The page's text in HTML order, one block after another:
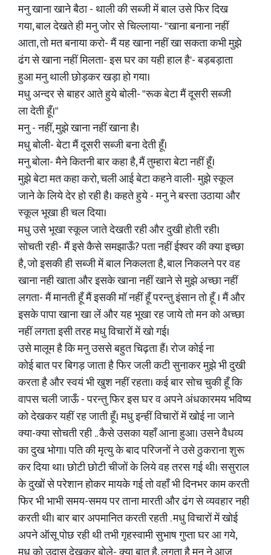
मनु खाना खाने बैठा - थाली की सब्जी में बाल उसे फिर दिख
गया, बाल देखते ही मनु जोर से चिल्लाया- "खाना बनाना नहीं
आता, तो मत बनाया करो- मैं यह खाना नहीं खा सकता कभी मुझे
ढंग से खाना नहीं मिलता- इस घर का यही हाल है'- बड़बड़ाता
हुआ मनु थाली छोड़कर खड़ा हो गया।
मधु अन्दर से बाहर आते हुये बोली- "रूक बेटा मैं दूसरी सब्जी
ला देती हूँ।"
मनु - नहीं, मुझे खाना नहीं खाना है।
मधु बोली- बेटा मैं दूसरी सब्जी बना देती हूँ।
मनु बोला- मैने कितनी बार कहा है, मैं तुम्हारा बेटा नहीं हूँ।
मुझे बेटा मत कहा करो, चली आई बेटा कहने वाली- मुझे स्कूल
जाने के लिये देर हो रही है। कहते हुये - मनु ने बस्ता उठाया और
स्कूल भूखा ही चल दिया।
मधु उसे भूखा स्कूल जाते देखती रही और दुखी होती रही।
सोचती रही- मैं इसे कैसे समझाऊँ? पता नहीं ईश्वर की क्या इच्छा
है, जो इसकी ही सब्जी में बाल निकलता है, बाल निकलने पर वह
खाना नही खाता और इसके खाना नहीं खाने से मुझे अच्छा नहीं
लगता- मैं मानती हूँ मैं इसकी मॉ नहीं हूँ परन्तु इंसान तो हूँ । मैं और
इसके पापा खाना खा लें और यह भूखा रह जाये तो मन को अच्छा
नहीं लगता इसी तरह मधु विचारों में खो गई।
उसे मालूम है कि मनु उससे बहुत चिढ़ता हैं। रोज कोई ना
कोई बात पर बिगड़ जाता है फिर जली कटी सुनाकर मुझे भी दुखी
करता है और स्वयं भी खुश नहीं रहता। कई बार सोच चुकी हूँ कि
वापस चली जाऊँ - परन्तु फिर इस घर व अपने अंधकारमय भविष्य
को देखकर यहीं रह जाती हूँ। मधु इन्हीं विचारों में खोई ना जाने
क्या-क्या सोचती रही .. कैसे उसका यहाँ आना हुआ। उसने वैधव्य
का दुख भोगा। पति की मृत्यु के बाद परिजनों ने उसे ठुकराना शुरू
कर दिया था। छोटी छोटी चीजों के लिये वह तरस गई थी। ससुराल
के दुखों से परेशान होकर मायके गई तो वहाँ भी दिनभर काम करती
फिर भी भाभी समय-समय पर ताना मारती और ढंग से व्यवहार नही
करती थी। बार बार अपमानित करती रहती . मधु विचारों में खोई
अपने ऑसू पोछ रही थी तभी गृहस्वामी सुभाष गुप्ता घर आ गये,